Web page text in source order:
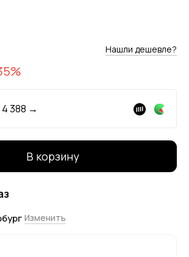
Нашли дешевле?
4 388 →
В корзину
Изменить